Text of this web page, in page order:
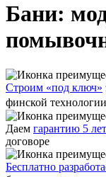
Бани:
Строим «под ключ»
финской
Даем гарантию 5
договоре
Бесплатно